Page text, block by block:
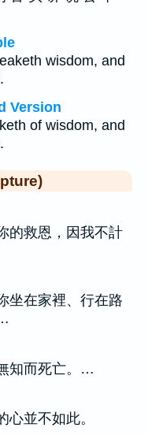
wisdom, and
Version
of wisdom, and
的救恩，因我不計
坐在家裡、行在路
知而死亡。…
並不如此。